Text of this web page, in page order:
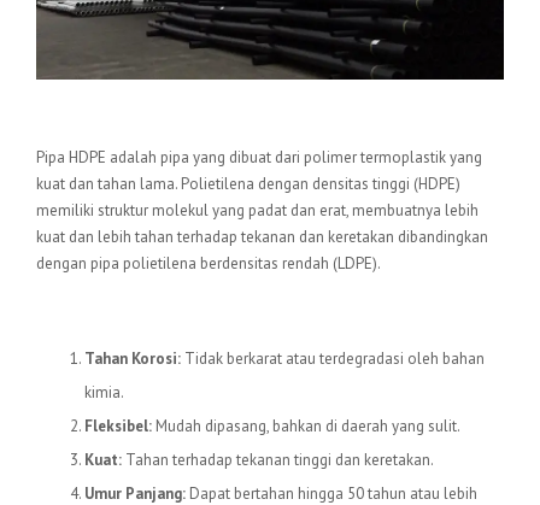
Pipa HDPE adalah pipa yang dibuat dari polimer termoplastik yang
kuat dan tahan lama. Polietilena dengan densitas tinggi (HDPE)
memiliki struktur molekul yang padat dan erat, membuatnya lebih
kuat dan lebih tahan terhadap tekanan dan keretakan dibandingkan
dengan pipa polietilena berdensitas rendah (LDPE).
Tahan Korosi: Tidak berkarat atau terdegradasi oleh bahan
kimia.
Fleksibel: Mudah dipasang, bahkan di daerah yang sulit.
Kuat: Tahan terhadap tekanan tinggi dan keretakan.
Umur Panjang: Dapat bertahan hingga 50 tahun atau lebih